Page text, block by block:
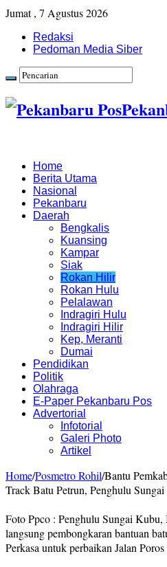
Jumat , 7 Agustus 2026
Redaksi
Pedoman Media Siber
Home
Berita Utama
Nasional
Pekanbaru
Daerah
Bengkalis
Kuansing
Kampar
Siak
Rokan Hilir
Rokan Hulu
Pelalawan
Indragiri Hulu
Indragiri Hilir
Kep, Meranti
Dumai
Pendidikan
Politik
Olahraga
E-Paper Pekanbaru Pos
Advertorial
Infotorial
Galeri Photo
Artikel
Home/Posmetro Rohil/Bantu
Track Batu Petrun, Penghulu
Foto Ppco : Penghulu Sungai
langsung pembongkaran bantuan
Perkasa untuk perbaikan Jalan